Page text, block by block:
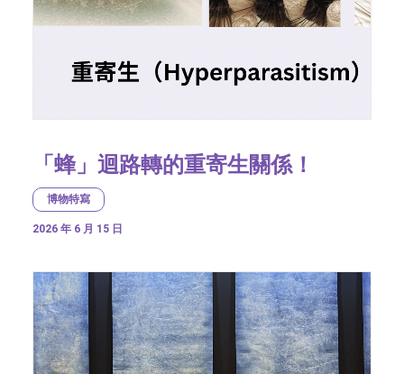
「蜂」迴路轉的重寄生關係！
博物特寫
2026 年 6 月 15 日